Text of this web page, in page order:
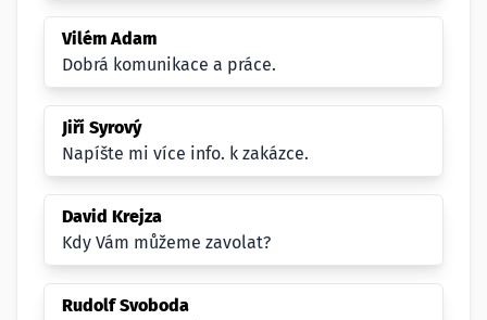
Vilém Adam
Dobrá komunikace a práce.
Jiří Syrový
Napíšte mi více info. k zakázce.
David Krejza
Kdy Vám můžeme zavolat?
Rudolf Svoboda